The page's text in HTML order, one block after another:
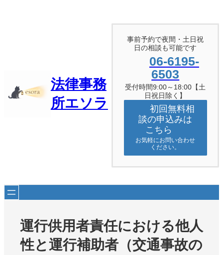
法律事務
所エソラ
事前予約で夜間・土日祝
日の相談も可能です
06-6195-
6503
受付時間9:00～18:00【土
日祝日除く】
初回無料相
談の申込みは
こちら
お気軽にお問い合わせ
ください。
運行供用者責任における他人
性と運行補助者（交通事故の